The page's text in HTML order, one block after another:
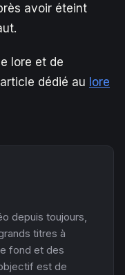
avoir éteint
lore et de
dédié au lore
depuis toujours,
titres à
fond et des
est de